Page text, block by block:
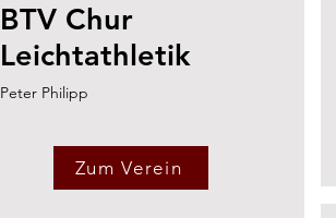
BTV Chur
Leichtathletik
Peter Philipp
Zum Verein